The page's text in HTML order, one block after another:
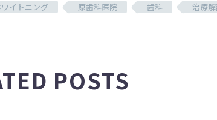
イトニング 原歯科医院 歯科 治療
POSTS